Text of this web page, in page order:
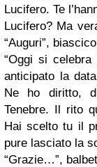
Lucifero. Te
Lucifero? Ma
“Auguri”,
“Oggi si celebra
anticipato la
Ne ho diritto,
Tenebre. Il rito
Hai scelto tu il
pure lasciato la
“Grazie…”,